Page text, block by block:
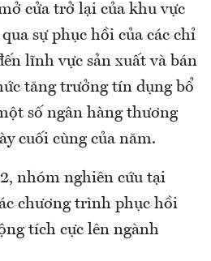
cửa trở lại của khu vực
sự phục hồi của các chỉ
lĩnh vực sản xuất và bán
tăng trưởng tín dụng bổ
số ngân hàng thương
cuối cùng của năm.
nhóm nghiên cứu tại
chương trình phục hồi
tích cực lên ngành